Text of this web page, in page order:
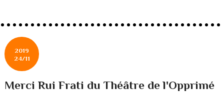
2019
24/11
Merci Rui Frati du Théâtre de l'Opprimé